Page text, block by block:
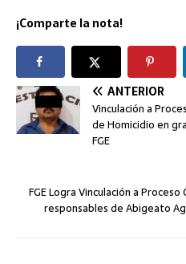
¡Comparte la nota!
ANTERIOR
Vinculación a
de Homicidio en
FGE
FGE Logra Vinculación a
responsables de Abigeato